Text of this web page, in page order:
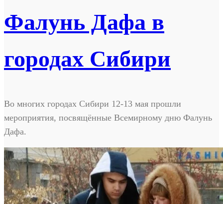
Фалунь Дафа в
городах Сибири
Во многих городах Сибири 12-13 мая прошли
мероприятия, посвящённые Всемирному дню Фалунь
Дафа.